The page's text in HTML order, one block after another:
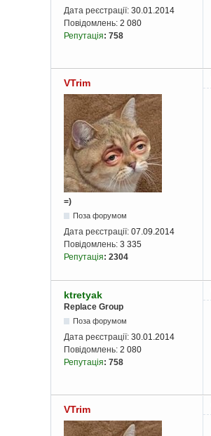
Дата реєстрації: 30.01.2014
Повідомлень: 2 080
Репутація: 758
VTrim
=)
Поза форумом
Дата реєстрації: 07.09.2014
Повідомлень: 3 335
Репутація: 2304
ktretyak
Replace Group
Поза форумом
Дата реєстрації: 30.01.2014
Повідомлень: 2 080
Репутація: 758
VTrim